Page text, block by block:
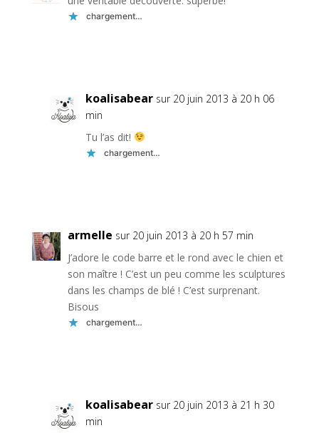
chargement…
koalisabear sur 20 juin 2013 à 20 h 06
min
Tu l’as dit!
chargement…
armelle sur 20 juin 2013 à 20 h 57 min
J’adore le code barre et le rond avec le chien et
son maître ! C’est un peu comme les sculptures
dans les champs de blé ! C’est surprenant.
Bisous
chargement…
koalisabear sur 20 juin 2013 à 21 h 30
min